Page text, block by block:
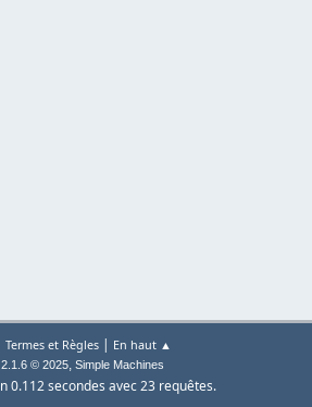
Termes et Règles| En haut ▲
© 2025, Simple Machines
0.112 secondes avec 23 requêtes.